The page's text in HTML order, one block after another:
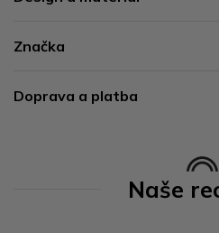
Značka
Doprava a platba
Naše